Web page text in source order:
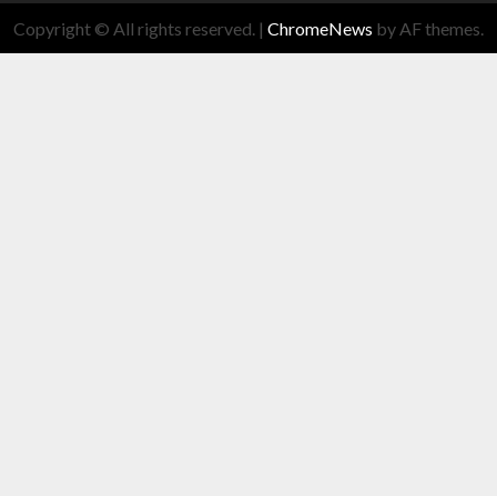
Copyright © All rights reserved. | ChromeNews by AF themes.